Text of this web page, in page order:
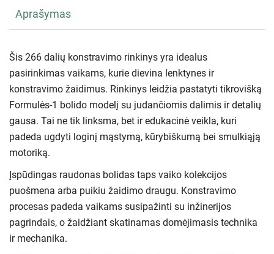
Aprašymas
Šis 266 dalių konstravimo rinkinys yra idealus
pasirinkimas vaikams, kurie dievina lenktynes ir
konstravimo žaidimus. Rinkinys leidžia pastatyti tikrovišką
Formulės-1 bolido modelį su judančiomis dalimis ir detalių
gausa. Tai ne tik linksma, bet ir edukacinė veikla, kuri
padeda ugdyti loginį mąstymą, kūrybiškumą bei smulkiąją
motoriką.
Įspūdingas raudonas bolidas taps vaiko kolekcijos
puošmena arba puikiu žaidimo draugu. Konstravimo
procesas padeda vaikams susipažinti su inžinerijos
pagrindais, o žaidžiant skatinamas domėjimasis technika
ir mechanika.